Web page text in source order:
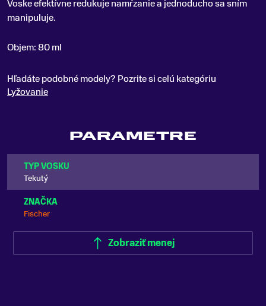
Voske efektívne redukuje namŕzanie a jednoducho sa sním
manipuluje.
Objem: 80 ml
Hľadáte podobné modely? Pozrite si celú kategóriu
Lyžovanie
PARAMETRE
TYP VOSKU
Tekutý
ZNAČKA
Fischer
Zobraziť menej